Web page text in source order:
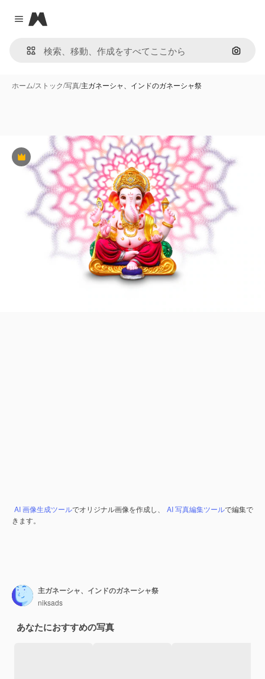
Close menu
Magnific
画像で
ホーム/ストック/写真/主ガネーシャ、インドのガネーシャ祭
Premium
AI 画像生成ツールでオリジナル画像を作成し、 AI 写真編集ツールで編集で
きます。
主ガネーシャ、インドのガネーシャ祭
niksads
あなたにおすすめの写真